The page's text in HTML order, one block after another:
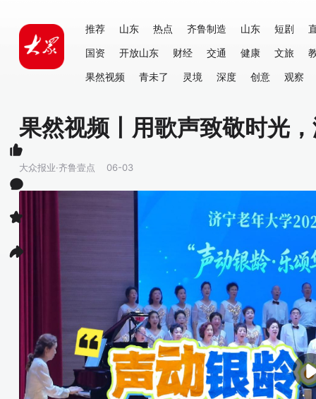
推荐 山东 热点 齐鲁制造 山东 短剧
国资
开放山东 财经 交通 健康 文旅
果然视频
青未了 灵境 深度 创意 观察
果然视频丨用歌声致敬时光
大众报业·齐鲁壹点 06-03